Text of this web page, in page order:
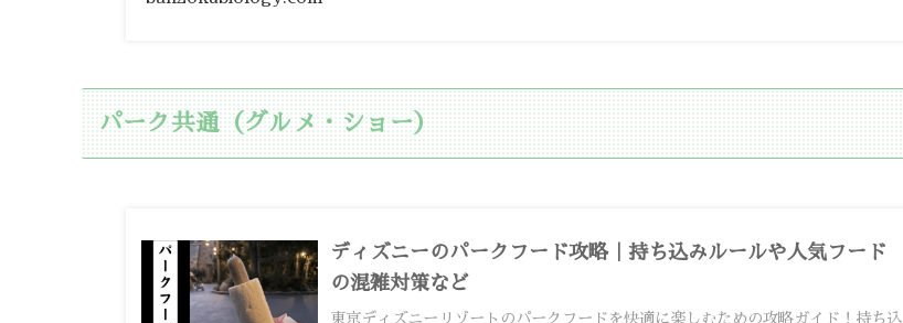
パーク共通（グルメ・ショー）
ディズニーのパークフード攻略｜持ち込みルールや人気フード
の混雑対策など
東京ディズニーリゾートのパークフードを快適に楽しむための攻略ガイド！持ち込